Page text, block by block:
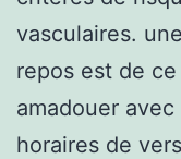
vasculaires.
repos est de
amadouer
horaires de